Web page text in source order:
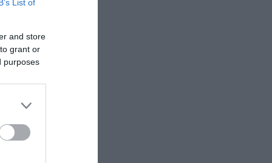
List of
and store
grant or
purposes